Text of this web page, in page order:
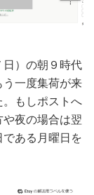
）の朝９時代
一度集荷が来
もしポストへ
夜の場合は翌
ある月曜日を